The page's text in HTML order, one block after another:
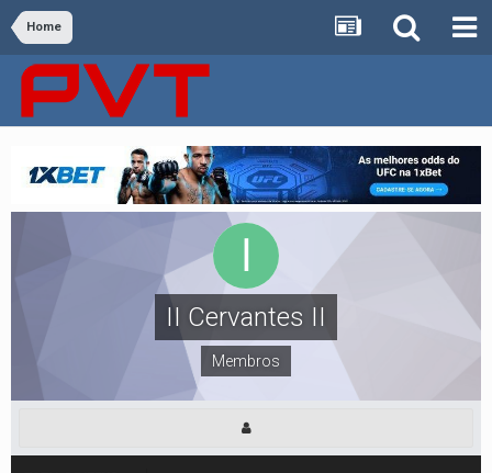
Home
II Cervantes II
Membros